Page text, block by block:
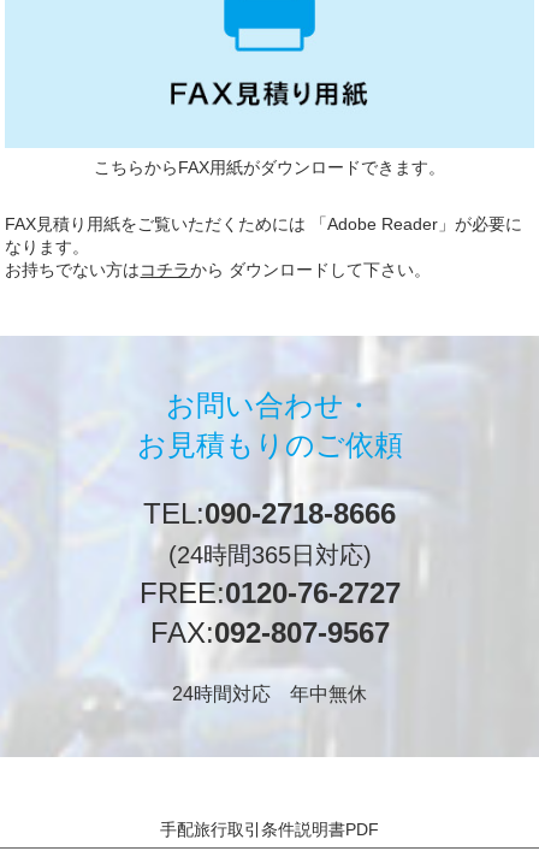
こちらからFAX用紙がダウンロードできます。
FAX見積り用紙をご覧いただくためには 「Adobe Reader」が必要に
なります。
お持ちでない方はコチラから ダウンロードして下さい。
お問い合わせ・
お見積もりのご依頼
TEL:090-2718-8666
(24時間365日対応)
FREE:0120-76-2727
FAX:092-807-9567
24時間対応 年中無休
手配旅行取引条件説明書PDF